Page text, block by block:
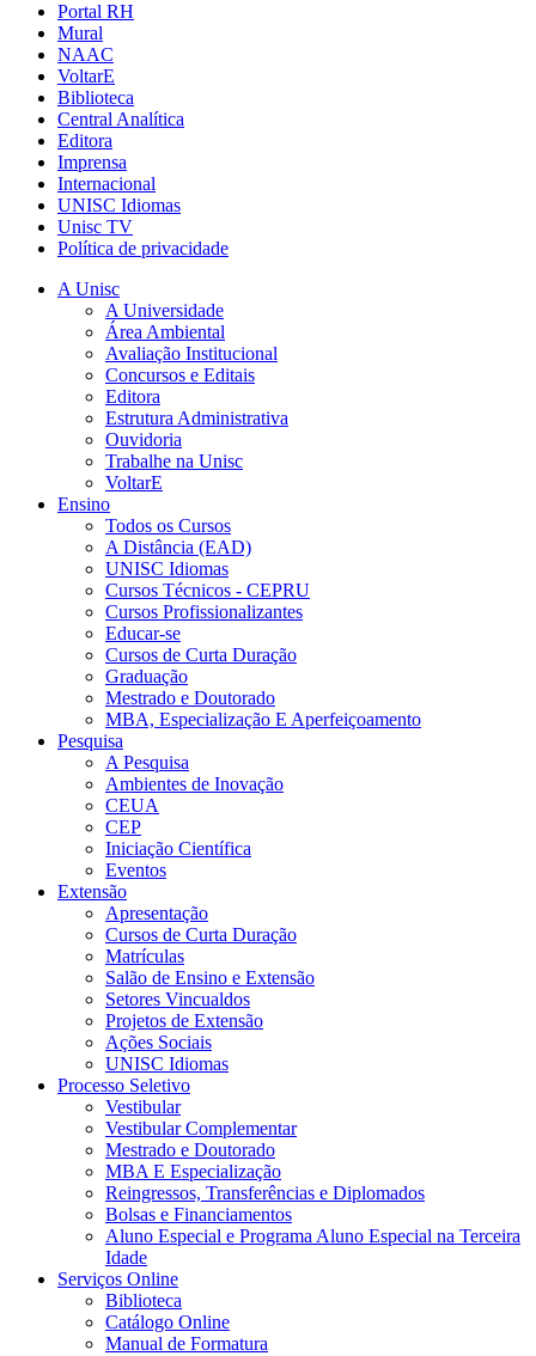
Portal RH
Mural
NAAC
VoltarE
Biblioteca
Central Analítica
Editora
Imprensa
Internacional
UNISC Idiomas
Unisc TV
Política de privacidade
A Unisc
A Universidade
Área Ambiental
Avaliação Institucional
Concursos e Editais
Editora
Estrutura Administrativa
Ouvidoria
Trabalhe na Unisc
VoltarE
Ensino
Todos os Cursos
A Distância (EAD)
UNISC Idiomas
Cursos Técnicos - CEPRU
Cursos Profissionalizantes
Educar-se
Cursos de Curta Duração
Graduação
Mestrado e Doutorado
MBA, Especialização E Aperfeiçoamento
Pesquisa
A Pesquisa
Ambientes de Inovação
CEUA
CEP
Iniciação Científica
Eventos
Extensão
Apresentação
Cursos de Curta Duração
Matrículas
Salão de Ensino e Extensão
Setores Vincualdos
Projetos de Extensão
Ações Sociais
UNISC Idiomas
Processo Seletivo
Vestibular
Vestibular Complementar
Mestrado e Doutorado
MBA E Especialização
Reingressos, Transferências e Diplomados
Bolsas e Financiamentos
Aluno Especial e Programa Aluno Especial na Terceira
Idade
Serviços Online
Biblioteca
Catálogo Online
Manual de Formatura